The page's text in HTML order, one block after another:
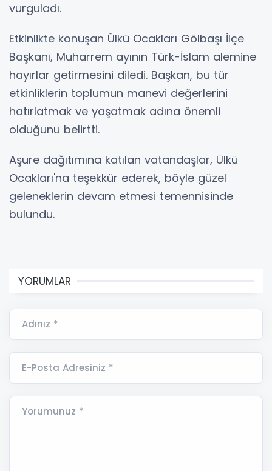
vurguladı.
Etkinlikte konuşan Ülkü Ocakları Gölbaşı İlçe
Başkanı, Muharrem ayının Türk-İslam alemine
hayırlar getirmesini diledi. Başkan, bu tür
etkinliklerin toplumun manevi değerlerini
hatırlatmak ve yaşatmak adına önemli
olduğunu belirtti.
Aşure dağıtımına katılan vatandaşlar, Ülkü
Ocakları'na teşekkür ederek, böyle güzel
geleneklerin devam etmesi temennisinde
bulundu.
YORUMLAR
Adınız *
E-Posta Adresiniz *
Yorumunuz *